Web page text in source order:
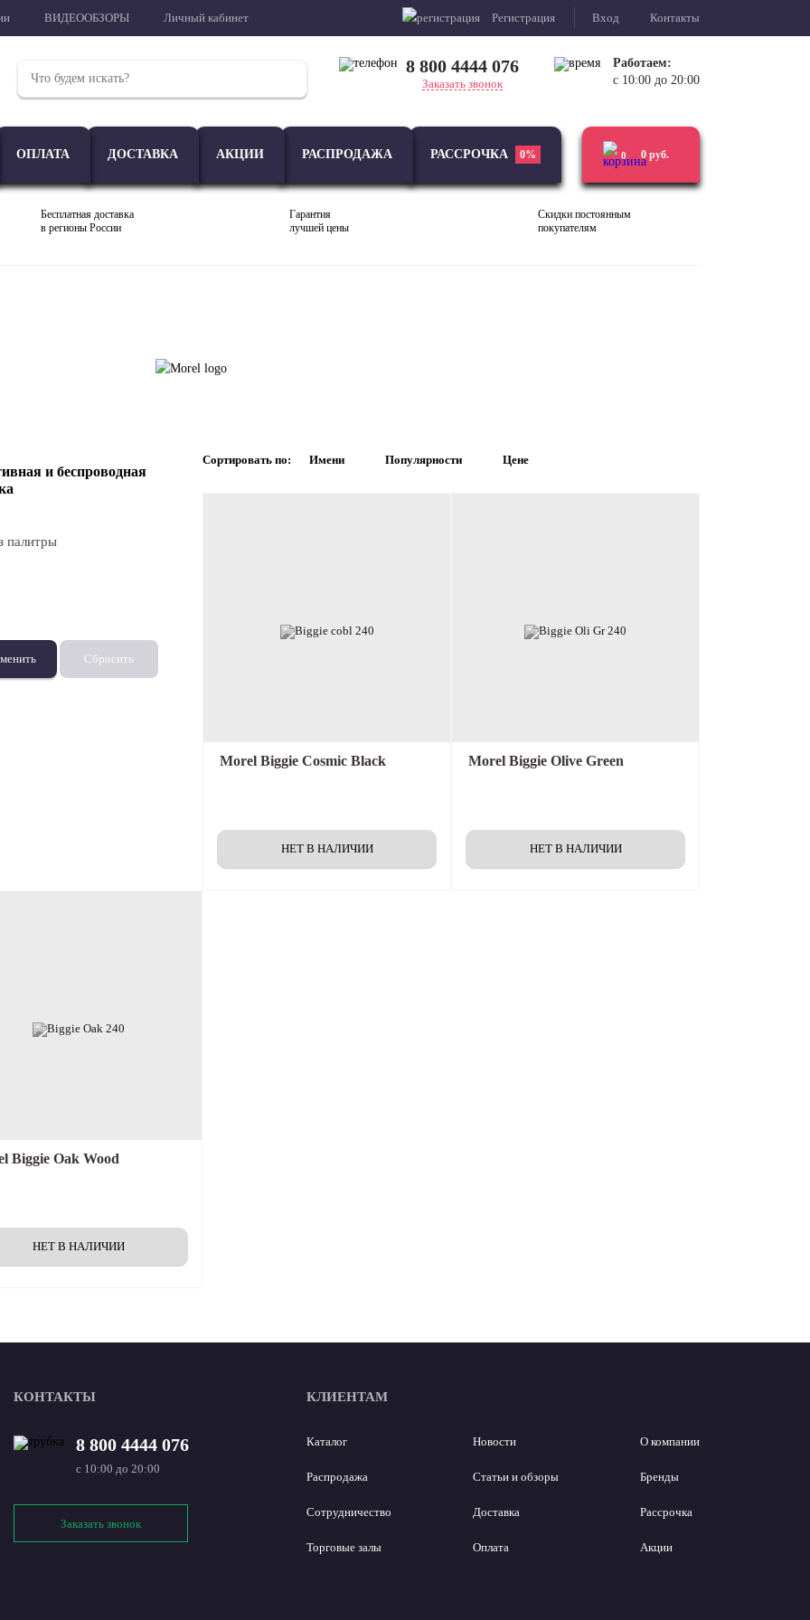
ВИДЕООБЗОРЫ Личный кабинет Регистрация Вход Контакты
8 800 4444 076
Заказать звонок
Работаем:
с 10:00 до 20:00
Наушники Аксессуары
ОПЛАТА ДОСТАВКА АКЦИИ РАСПРОДАЖА РАССРОЧКА 0% 0 0 руб.
Бесплатная доставка
в регионы России
Гарантия
лучшей цены
Скидки постоянным
покупателям
и беспроводная
палитры
Сбросить
Сортировать по: Имени Популярности Цене
Morel Biggie Cosmic Black Morel Biggie Olive Green
Biggie Oak Wood
КОНТАКТЫ
8 800 4444 076
с 10:00 до 20:00
Заказать звонок
КЛИЕНТАМ
Каталог
Распродажа
Сотрудничество
Торговые залы
Новости
Статьи и обзоры
Доставка
Оплата
О компании
Бренды
Рассрочка
Акции